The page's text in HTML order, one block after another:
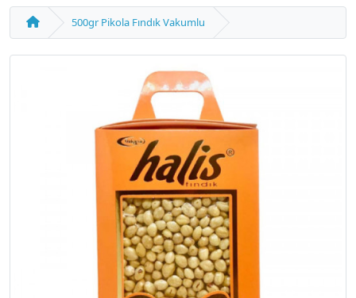
500gr Pikola Fındık Vakumlu